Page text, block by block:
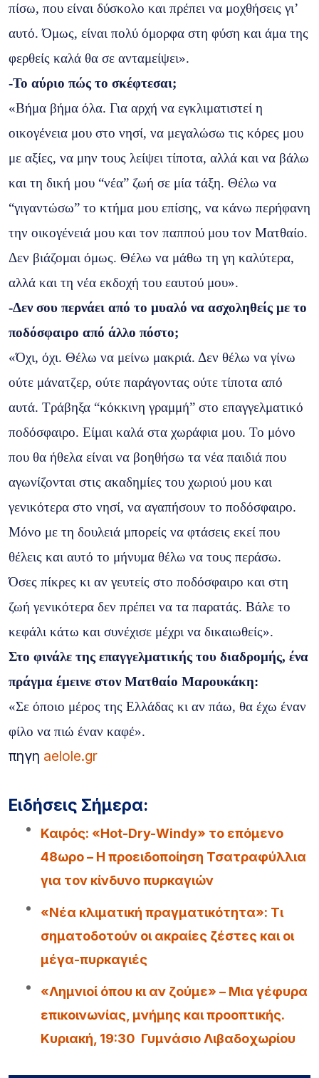
πίσω, που είναι δύσκολο και πρέπει να μοχθήσεις γι’
αυτό. Όμως, είναι πολύ όμορφα στη φύση και άμα της
φερθείς καλά θα σε ανταμείψει».
-Το αύριο πώς το σκέφτεσαι;
«Βήμα βήμα όλα. Για αρχή να εγκλιματιστεί η
οικογένεια μου στο νησί, να μεγαλώσω τις κόρες μου
με αξίες, να μην τους λείψει τίποτα, αλλά και να βάλω
και τη δική μου “νέα” ζωή σε μία τάξη. Θέλω να
“γιγαντώσω” το κτήμα μου επίσης, να κάνω περήφανη
την οικογένειά μου και τον παππού μου τον Ματθαίο.
Δεν βιάζομαι όμως. Θέλω να μάθω τη γη καλύτερα,
αλλά και τη νέα εκδοχή του εαυτού μου».
-Δεν σου περνάει από το μυαλό να ασχοληθείς με το
ποδόσφαιρο από άλλο πόστο;
«Όχι, όχι. Θέλω να μείνω μακριά. Δεν θέλω να γίνω
ούτε μάνατζερ, ούτε παράγοντας ούτε τίποτα από
αυτά. Τράβηξα “κόκκινη γραμμή” στο επαγγελματικό
ποδόσφαιρο. Είμαι καλά στα χωράφια μου. Το μόνο
που θα ήθελα είναι να βοηθήσω τα νέα παιδιά που
αγωνίζονται στις ακαδημίες του χωριού μου και
γενικότερα στο νησί, να αγαπήσουν το ποδόσφαιρο.
Μόνο με τη δουλειά μπορείς να φτάσεις εκεί που
θέλεις και αυτό το μήνυμα θέλω να τους περάσω.
Όσες πίκρες κι αν γευτείς στο ποδόσφαιρο και στη
ζωή γενικότερα δεν πρέπει να τα παρατάς. Βάλε το
κεφάλι κάτω και συνέχισε μέχρι να δικαιωθείς».
Στο φινάλε της επαγγελματικής του διαδρομής, ένα
πράγμα έμεινε στον Ματθαίο Μαρουκάκη:
«Σε όποιο μέρος της Ελλάδας κι αν πάω, θα έχω έναν
φίλο να πιώ έναν καφέ».
πηγη aelole.gr
Ειδήσεις Σήμερα:
Καιρός: «Hot-Dry-Windy» το επόμενο
48ωρο – Η προειδοποίηση Τσατραφύλλια
για τον κίνδυνο πυρκαγιών
«Νέα κλιματική πραγματικότητα»: Τι
σηματοδοτούν οι ακραίες ζέστες και οι
μέγα-πυρκαγιές
«Λημνιοί όπου κι αν ζούμε» – Μια γέφυρα
επικοινωνίας, μνήμης και προοπτικής.
Κυριακή, 19:30 Γυμνάσιο Λιβαδοχωρίου